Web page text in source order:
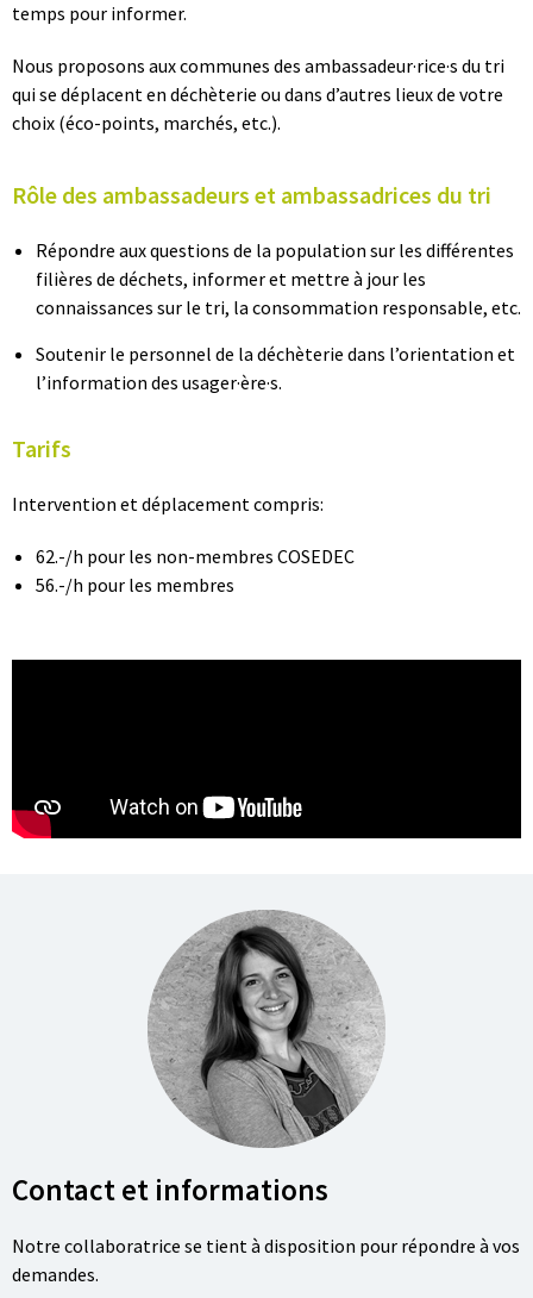
temps pour informer.
Nous proposons aux communes des ambassadeur·rice·s du tri
qui se déplacent en déchèterie ou dans d’autres lieux de votre
choix (éco-points, marchés, etc.).
Rôle des ambassadeurs et ambassadrices du tri
Répondre aux questions de la population sur les différentes
filières de déchets, informer et mettre à jour les
connaissances sur le tri, la consommation responsable, etc.
Soutenir le personnel de la déchèterie dans l’orientation et
l’information des usager·ère·s.
Tarifs
Intervention et déplacement compris:
62.-/h pour les non-membres COSEDEC
56.-/h pour les membres
Contact et informations
Notre collaboratrice se tient à disposition pour répondre à vos
demandes.